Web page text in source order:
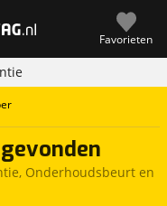
Favorieten
Onderhoudsbeurt en